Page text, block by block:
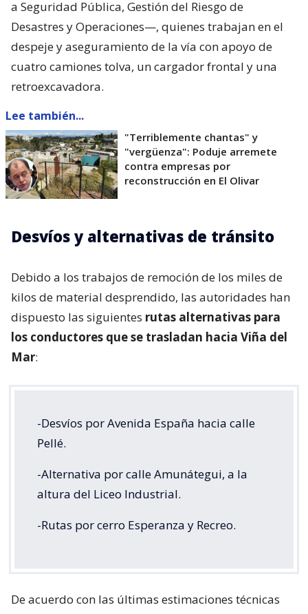
a Seguridad Pública, Gestión del Riesgo de
Desastres y Operaciones—, quienes trabajan en el
despeje y aseguramiento de la vía con apoyo de
cuatro camiones tolva, un cargador frontal y una
retroexcavadora.
Lee también...
"Terriblemente chantas" y
"vergüenza": Poduje arremete
contra empresas por
reconstrucción en El Olivar
Desvíos y alternativas de tránsito
Debido a los trabajos de remoción de los miles de
kilos de material desprendido, las autoridades han
dispuesto las siguientes rutas alternativas para
los conductores que se trasladan hacia Viña del
Mar:
-Desvíos por Avenida España hacia calle
Pellé.
-Alternativa por calle Amunátegui, a la
altura del Liceo Industrial.
-Rutas por cerro Esperanza y Recreo.
De acuerdo con las últimas estimaciones técnicas